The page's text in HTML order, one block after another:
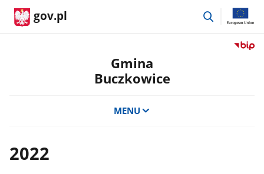
gov.pl
przejdź
Przejdź
Gmina
Buczkowice
MENU
2022